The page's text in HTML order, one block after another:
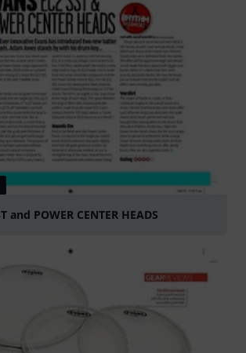
and POWER CENTER HEADS